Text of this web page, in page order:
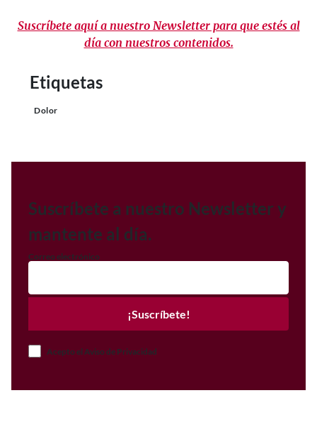
Suscríbete aquí a nuestro Newsletter para que estés al
día con nuestros contenidos.
Etiquetas
Dolor
Suscríbete a nuestro Newsletter y
mantente al día.
Correo electrónico
¡Suscríbete!
Acepto el Aviso de Privacidad